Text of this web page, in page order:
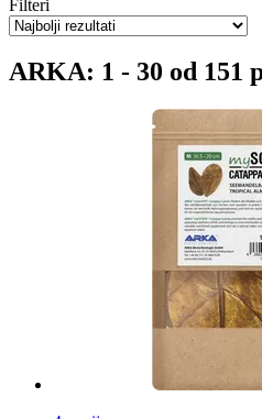
Filteri
ARKA: 1 - 30 od 151